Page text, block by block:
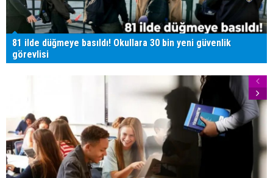
81 ilde düğmeye basıldı! Okullara 30 bin yeni güvenlik
görevlisi